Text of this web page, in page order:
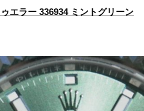
エラー 336934 ミントグリーン